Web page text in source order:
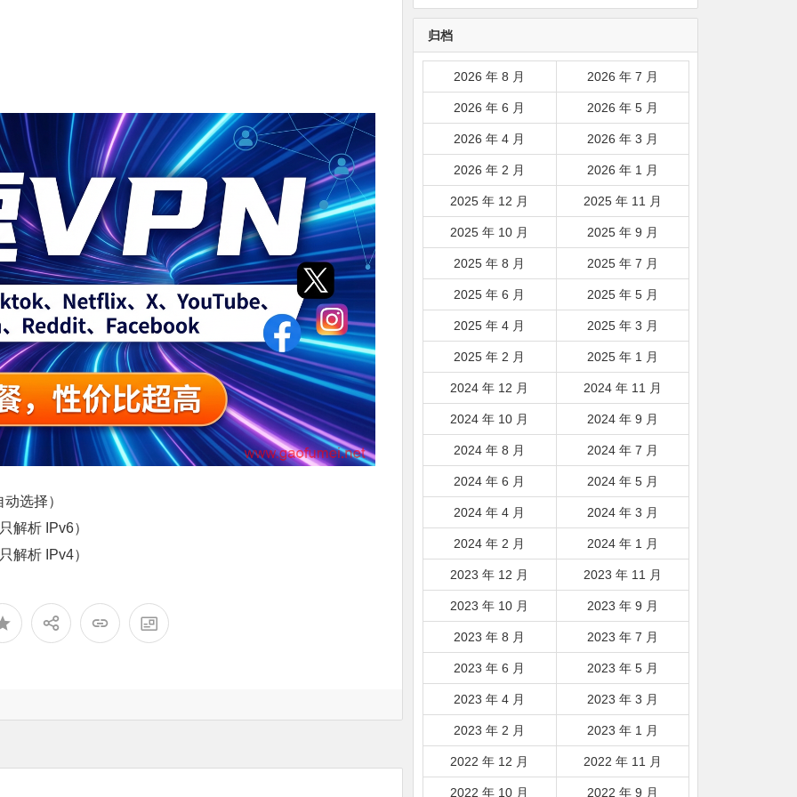
选择）
解析 IPv6）
解析 IPv4）
韩国|新加坡|台湾|马来西亚|
归档
2026 年 8 月 2026 年 7 月
2026 年 6 月 2026 年 5 月
2026 年 4 月 2026 年 3 月
2026 年 2 月 2026 年 1 月
2025 年 12 月 2025 年 11 月
2025 年 10 月 2025 年 9 月
2025 年 8 月 2025 年 7 月
2025 年 6 月 2025 年 5 月
2025 年 4 月 2025 年 3 月
2025 年 2 月 2025 年 1 月
2024 年 12 月 2024 年 11 月
2024 年 10 月 2024 年 9 月
2024 年 8 月 2024 年 7 月
2024 年 6 月 2024 年 5 月
2024 年 4 月 2024 年 3 月
2024 年 2 月 2024 年 1 月
2023 年 12 月 2023 年 11 月
2023 年 10 月 2023 年 9 月
2023 年 8 月 2023 年 7 月
2023 年 6 月 2023 年 5 月
2023 年 4 月 2023 年 3 月
2023 年 2 月 2023 年 1 月
2022 年 12 月 2022 年 11 月
2022 年 10 月 2022 年 9 月